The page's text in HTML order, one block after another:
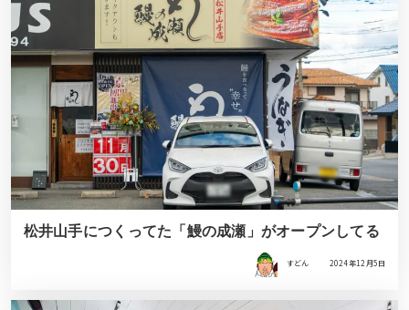
松井山手につくってた「鰻の成瀬」がオープンしてる
すどん 2024年12月5日